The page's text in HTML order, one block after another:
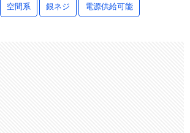
空間系 銀ネジ 電源供給可能